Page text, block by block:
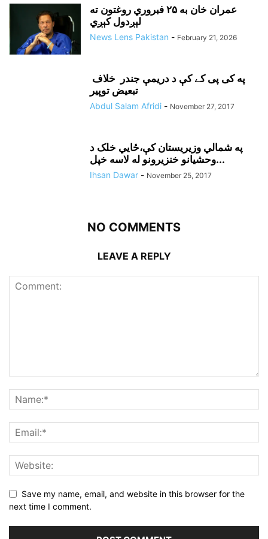
عمران خان به ۲۵ فبروري روغتون ته
لېږدول کېږي
News Lens Pakistan - February 21, 2026
په کی پی کے کې د دريمې جندر خلاف
تبعيض توپير
Abdul Salam Afridi - November 27, 2017
په شمالي وزيريستان کې،ځايي خلک د
وحشيانو خنزيرونو له لاسه خپل...
Ihsan Dawar - November 25, 2017
NO COMMENTS
LEAVE A REPLY
Save my name, email, and website in this browser for the
next time I comment.